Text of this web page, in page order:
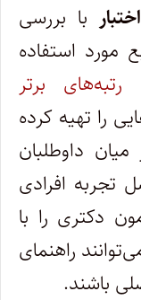
با بررسی
مورد استفاده
برتر
را تهیه کرده
داوطلبان
تجربه افرادی
دکتری را با
راهنمای
باشند.